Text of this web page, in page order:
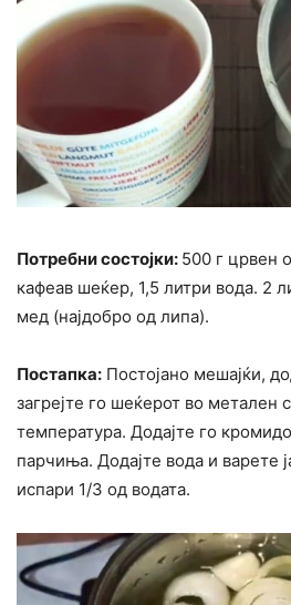
Потребни состојки: 500 г црвен
кафеав шеќер, 1,5 литри вода. 2
мед (најдобро од липа).
Постапка: Постојано мешајќи,
загрејте го шеќерот во метален
температура. Додајте го
парчиња. Додајте вода и варете
испари 1/3 од водата.